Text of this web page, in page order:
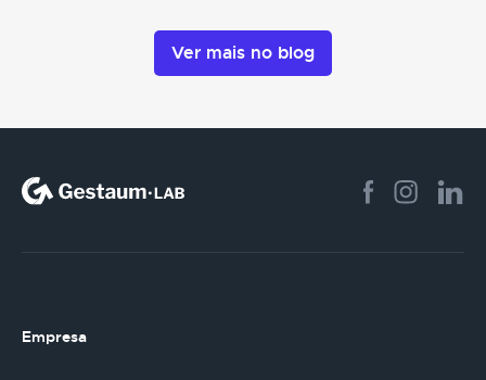
Ver mais no blog
Empresa